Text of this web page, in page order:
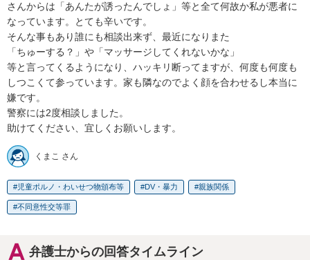
さんからは「あんたが誘ったんでしょ」等と全て何故か私が悪者に
なっています。とても辛いです。
そんな事もあり誰にも相談出来ず、最近になりまた
「ちゅーする？」や「マッサージしてくれないかな」
等と言ってくるようになり、ハッキリ断ってますが、何度も何度も
しつこくて参っています。家も隣なのでよく顔を合わせるし本当に
嫌です。
警察には2度相談しました。
助けてください、宜しくお願いします。
くまこ さん
児童ポルノ・わいせつ物頒布等 DV・暴力 親族関係
不同意性交等罪
弁護士からの回答タイムライン